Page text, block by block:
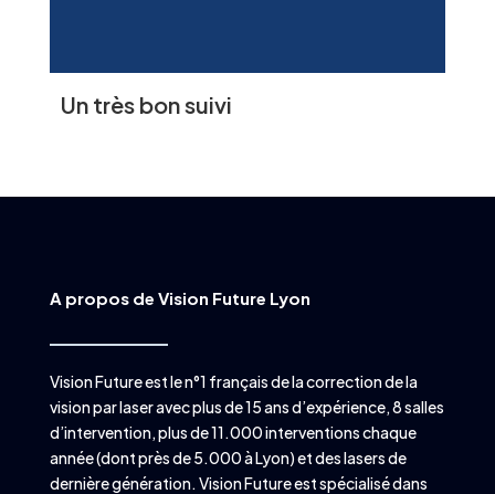
Un très bon suivi
A propos de Vision Future Lyon
Vision Future est le n°1 français de la correction de la
vision par laser avec plus de 15 ans d’expérience, 8 salles
d’intervention, plus de 11.000 interventions chaque
année (dont près de 5.000 à Lyon) et des lasers de
dernière génération. Vision Future est spécialisé dans